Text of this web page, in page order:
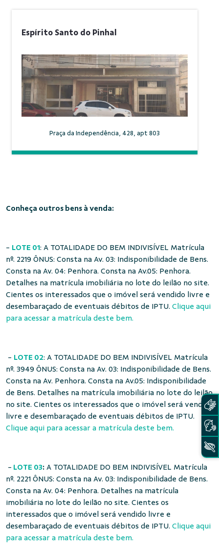
Espírito Santo do Pinhal
Praça da Independência, 428, apt 803
Conheça outros bens à venda:
- LOTE 01: A TOTALIDADE DO BEM INDIVISÍVEL Matrícula
nº. 2219 ÔNUS: Consta na Av. 03: Indisponibilidade de Bens.
Consta na Av. 04: Penhora. Consta na Av.05: Penhora.
Detalhes na matrícula imobiliária no lote do leilão no site.
Cientes os interessados que o imóvel será vendido livre e
desembaraçado de eventuais débitos de IPTU. Clique aqui
para acessar a matrícula deste bem.
- LOTE 02: A TOTALIDADE DO BEM INDIVISÍVEL Matrícula
nº. 3949 ÔNUS: Consta na Av. 03: Indisponibilidade de Bens.
Consta na Av. Penhora. Consta na Av.05: Indisponibilidade
de Bens. Detalhes na matrícula imobiliária no lote do leilão
no site. Cientes os interessados que o imóvel será vendido
livre e desembaraçado de eventuais débitos de IPTU.
Clique aqui para acessar a matrícula deste bem.
- LOTE 03: A TOTALIDADE DO BEM INDIVISÍVEL Matrícula
nº. 2221 ÔNUS: Consta na Av. 03: Indisponibilidade de Bens.
Consta na Av. 04: Penhora. Detalhes na matrícula
imobiliária no lote do leilão no site. Cientes os
interessados que o imóvel será vendido livre e
desembaraçado de eventuais débitos de IPTU. Clique aqui
para acessar a matrícula deste bem.